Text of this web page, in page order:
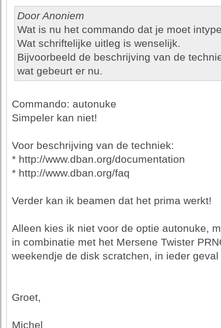
Door Anoniem
Wat is nu het commando dat je moet
Wat schriftelijke uitleg is wenselijk.
Bijvoorbeeld de beschrijving van de
wat gebeurt er nu.
Commando: autonuke
Simpeler kan niet!
Voor beschrijving van de techniek:
* http://www.dban.org/documentation
* http://www.dban.org/faq
Verder kan ik beamen dat het prima werkt!
Alleen kies ik niet voor de optie autonuke,
in combinatie met het Mersene Twister
weekendje de disk scratchen, in ieder
Groet,
Michel